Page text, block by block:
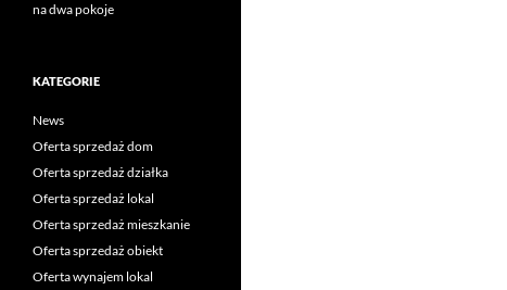
na dwa pokoje
KATEGORIE
News
Oferta sprzedaż dom
Oferta sprzedaż działka
Oferta sprzedaż lokal
Oferta sprzedaż mieszkanie
Oferta sprzedaż obiekt
Oferta wynajem lokal